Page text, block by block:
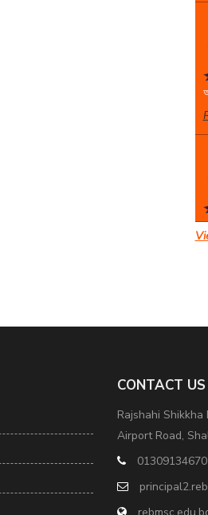
CONTACT US
Rajshahi
Airport Road,
01309134670